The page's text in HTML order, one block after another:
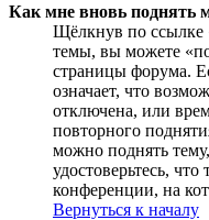
Как мне вновь поднять
Щёлкнув по ссылке
темы, вы можете
страницы форума.
означает, что
отключена, или
повторного
можно поднять
удостоверьтесь,
конференции, на
Вернуться к началу